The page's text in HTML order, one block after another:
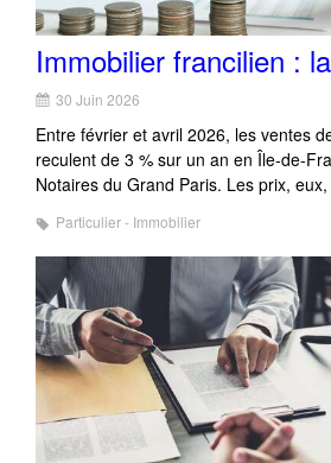
30 Juin 2026
Entre février et avril 2026, les ventes
reculent de 3 % sur un an en Île-de-
Notaires du Grand Paris. Les prix, eux,
Particulier - Immobilier